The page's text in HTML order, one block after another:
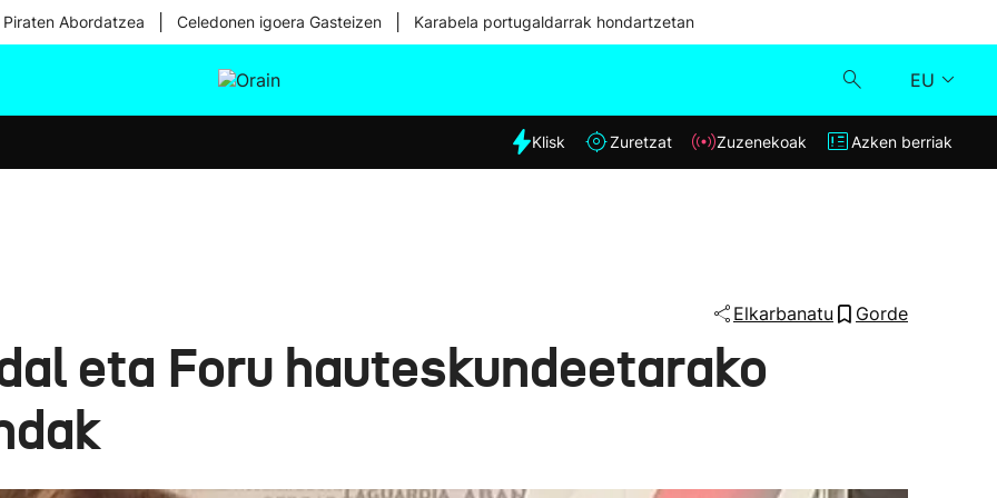
Abordatzea Celedonen igoera Gasteizen Karabela portugaldarrak hondartzetan
EU
Eguraldia
Klisk
Klisk Zuretzat Zuzenekoak Azken berriak
Elkarbanatu Gorde
eta Foru hauteskundeetarako